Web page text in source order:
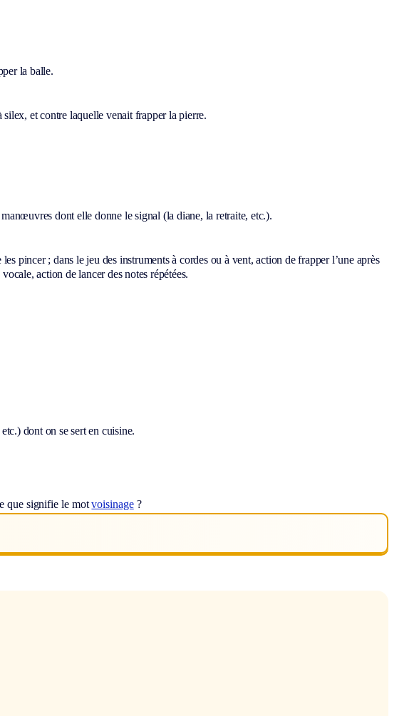
la balle.
silex, et contre laquelle venait frapper la pierre.
dont elle donne le signal (la diane, la retraite, etc.).
pincer ; dans le jeu des instruments à cordes ou à vent, action de frapper l’une après
action de lancer des notes répétées.
dont on se sert en cuisine.
que signifie le motvoisinage?